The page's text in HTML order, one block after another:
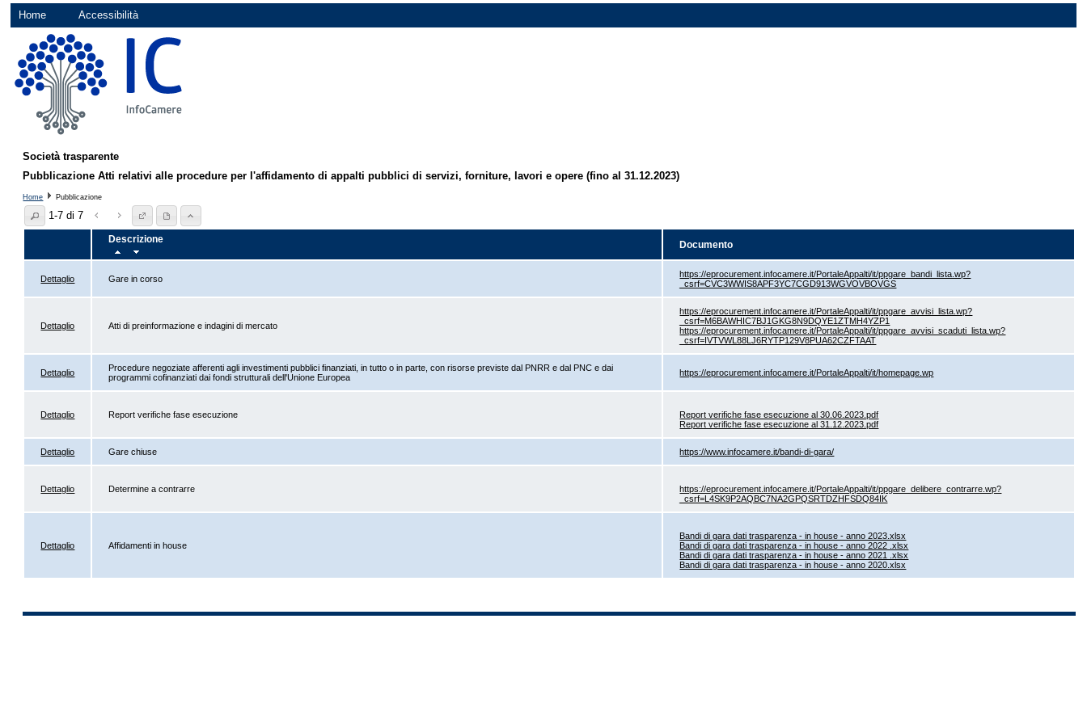
Home Accessibilità
Società trasparente
Pubblicazione Atti relativi alle procedure per l'affidamento di appalti pubblici di servizi, forniture, lavori e opere (fino al 31.12.2023)
Home Pubblicazione
1-7 di 7
Descrizione Documento
Dettaglio Gare in corso
https://eprocurement.infocamere.it/PortaleAppalti/it/ppgare_bandi_lista.wp?
_csrf=CVC3WWIS8APF3YC7CGD913WGVOVBOVGS
Dettaglio Atti di preinformazione e indagini di mercato
https://eprocurement.infocamere.it/PortaleAppalti/it/ppgare_avvisi_lista.wp?
_csrf=M6BAWHIC7BJ1GKG8N9DQYE1ZTMH4YZP1
https://eprocurement.infocamere.it/PortaleAppalti/it/ppgare_avvisi_scaduti_lista.wp?
_csrf=IVTVWL88LJ6RYTP129V8PUA62CZFTAAT
Dettaglio
Procedure negoziate afferenti agli investimenti pubblici finanziati, in tutto o in parte, con risorse previste dal PNRR e dal PNC e dai
programmi cofinanziati dai fondi strutturali dell'Unione Europea
https://eprocurement.infocamere.it/PortaleAppalti/it/homepage.wp
Dettaglio Report verifiche fase esecuzione
Report verifiche fase esecuzione al 30.06.2023.pdf
Report verifiche fase esecuzione al 31.12.2023.pdf
Dettaglio Gare chiuse https://www.infocamere.it/bandi-di-gara/
Dettaglio Determine a contrarre
https://eprocurement.infocamere.it/PortaleAppalti/it/ppgare_delibere_contrarre.wp?
_csrf=L4SK9P2AQBC7NA2GPQSRTDZHFSDQ84IK
Dettaglio Affidamenti in house
Bandi di gara dati trasparenza - in house - anno 2023.xlsx
Bandi di gara dati trasparenza - in house - anno 2022 .xlsx
Bandi di gara dati trasparenza - in house - anno 2021 .xlsx
Bandi di gara dati trasparenza - in house - anno 2020.xlsx